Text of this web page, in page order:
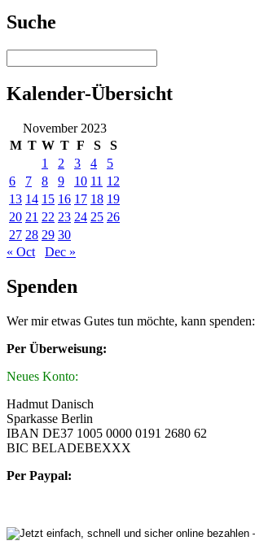
Suche
Kalender-Übersicht
November 2023
M T W T F S
S
1
2 3 4
5
6
7 8 9 10 11 12
13 14 15 16 17 18 19
20 21 22 23 24 25 26
27 28 29 30
« Oct
Dec »
Spenden
Wer mir etwas Gutes tun möchte, kann spenden:
Per Überweisung:
Neues Konto:
Hadmut Danisch
Sparkasse Berlin
IBAN DE37 1005 0000 0191 2680 62
BIC BELADEBEXXX
Per Paypal: